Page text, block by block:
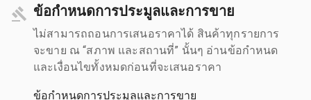
ข้อกำหนดการประมูลและการขาย
ไม่สามารถถอนการเสนอราคาได้ สินค้าทุกรายการ
จะขาย ณ “สภาพ และสถานที่” นั้นๆ อ่านข้อกำหนด
และเงื่อนไขทั้งหมดก่อนที่จะเสนอราคา
ข้อกำหนดการประมูลและการขาย